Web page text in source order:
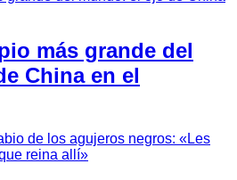
más grande del
China en el